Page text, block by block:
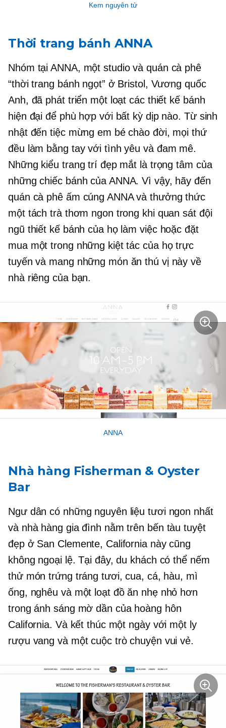
Kem nguyên tử
Thời trang bánh ANNA
Nhóm tại ANNA, một studio và quán cà phê
“thời trang bánh ngọt” ở Bristol, Vương quốc
Anh, đã phát triển một loạt các thiết kế bánh
hiện đại để phù hợp với bất kỳ dịp nào. Từ sinh
nhật đến tiệc mừng em bé chào đời, mọi thứ
đều làm bằng tayvới tình yêu và đam mê.
Những kiểu trang trí đẹp mắt là trọng tâm của
những chiếc bánh của ANNA. Vì vậy, hãy đến
quán cà phê ấm cúng ANNA và thưởng thức
một tách trà thơm ngon trong khi quan sát đội
ngũ thiết kế bánh của họ làm việc hoặc đặt
mua một trong những kiệt tác của họ trực
tuyến và mang những món ăn thú vị này về
nhà riêng của bạn.
ANNA
Nhà hàng Fisherman & Oyster
Bar
Ngư dân có những nguyên liệu tươi ngon nhất
và nhà hàng gia đình nằm trên bến tàu tuyệt
đẹp ở San Clemente, California này cũng
không ngoại lệ. Tại đây, du khách có thể nếm
thử món trứng tráng tươi, cua, cá, hàu, mì
ống, nghêu và một loạt đồ ăn nhẹ nhỏ hơn
trong ánh sáng mờ dần của hoàng hôn
California. Và kết thúc một ngày với một ly
rượu vang và một cuộc trò chuyện vui vẻ.